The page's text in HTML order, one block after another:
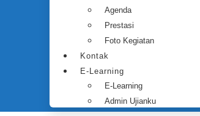
Agenda
Prestasi
Foto Kegiatan
Kontak
E-Learning
E-Learning
Admin Ujianku